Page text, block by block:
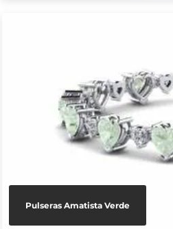
Pulseras Amatista Verde